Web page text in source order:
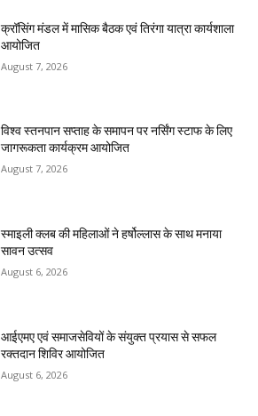
क्रॉसिंग मंडल में मासिक बैठक एवं तिरंगा यात्रा कार्यशाला
आयोजित
August 7, 2026
विश्व स्तनपान सप्ताह के समापन पर नर्सिंग स्टाफ के लिए
जागरूकता कार्यक्रम आयोजित
August 7, 2026
स्माइली क्लब की महिलाओं ने हर्षोल्लास के साथ मनाया
सावन उत्सव
August 6, 2026
आईएमए एवं समाजसेवियों के संयुक्त प्रयास से सफल
रक्तदान शिविर आयोजित
August 6, 2026